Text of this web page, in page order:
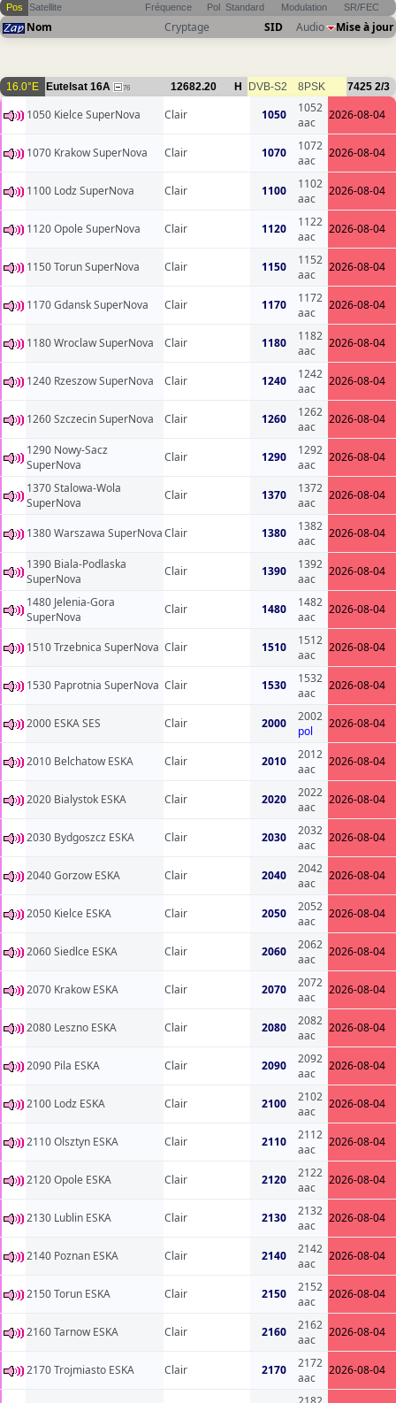
Pos Satellite Fréquence Pol Standard Modulation SR/FEC
Nom Cryptage SID Audio Mise à jour
16.0°E Eutelsat 16A 76 12682.20 H DVB-S2 8PSK 7425 2/3
1050 Kielce SuperNova Clair 1050
1052
aac
2026-08-04
1070 Krakow SuperNova Clair 1070
1072
aac
2026-08-04
1100 Lodz SuperNova Clair 1100
1102
aac
2026-08-04
1120 Opole SuperNova Clair 1120
1122
aac
2026-08-04
1150 Torun SuperNova Clair 1150
1152
aac
2026-08-04
1170 Gdansk SuperNova Clair 1170
1172
aac
2026-08-04
1180 Wroclaw SuperNova Clair 1180
1182
aac
2026-08-04
1240 Rzeszow SuperNova Clair 1240
1242
aac
2026-08-04
1260 Szczecin SuperNova Clair 1260
1262
aac
2026-08-04
1290 Nowy-Sacz
SuperNova
Clair 1290
1292
aac
2026-08-04
1370 Stalowa-Wola
SuperNova
Clair 1370
1372
aac
2026-08-04
1380 Warszawa SuperNovaClair 1380
1382
aac
2026-08-04
1390 Biala-Podlaska
SuperNova
Clair 1390
1392
aac
2026-08-04
1480 Jelenia-Gora
SuperNova
Clair 1480
1482
aac
2026-08-04
1510 Trzebnica SuperNova Clair 1510
1512
aac
2026-08-04
1530 Paprotnia SuperNova Clair 1530
1532
aac
2026-08-04
2000 ESKA SES Clair 2000
2002
pol
2026-08-04
2010 Belchatow ESKA Clair 2010
2012
aac
2026-08-04
2020 Bialystok ESKA Clair 2020
2022
aac
2026-08-04
2030 Bydgoszcz ESKA Clair 2030
2032
aac
2026-08-04
2040 Gorzow ESKA Clair 2040
2042
aac
2026-08-04
2050 Kielce ESKA Clair 2050
2052
aac
2026-08-04
2060 Siedlce ESKA Clair 2060
2062
aac
2026-08-04
2070 Krakow ESKA Clair 2070
2072
aac
2026-08-04
2080 Leszno ESKA Clair 2080
2082
aac
2026-08-04
2090 Pila ESKA Clair 2090
2092
aac
2026-08-04
2100 Lodz ESKA Clair 2100
2102
aac
2026-08-04
2110 Olsztyn ESKA Clair 2110
2112
aac
2026-08-04
2120 Opole ESKA Clair 2120
2122
aac
2026-08-04
2130 Lublin ESKA Clair 2130
2132
aac
2026-08-04
2140 Poznan ESKA Clair 2140
2142
aac
2026-08-04
2150 Torun ESKA Clair 2150
2152
aac
2026-08-04
2160 Tarnow ESKA Clair 2160
2162
aac
2026-08-04
2170 Trojmiasto ESKA Clair 2170
2172
aac
2026-08-04